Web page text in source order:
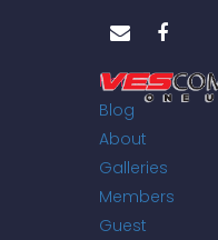
Home
Blog
About
Galleries
Members
Guest